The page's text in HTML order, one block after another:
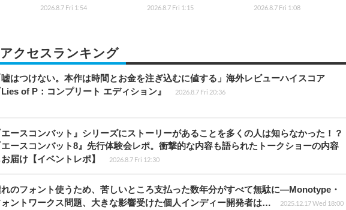
2026.8.7 Fri 1:54 2026.8.7 Fri 1:15 2026.8.7 Fri 1:08
クセスランキング
嘘はつけない。本作は時間とお金を注ぎ込むに値する」海外レビューハイスコア
Lies of P：コンプリート エディション』
2026.8.7 Fri 20:36
エースコンバット』シリーズにストーリーがあることを多くの人は知らなかった！？
エースコンバット8』先行体験会レポ。衝撃的な内容も語られたトークショーの内容
お届け【イベントレポ】
2026.8.7 Fri 12:30
のフォント使うため、苦しいところ支払った数年分がすべて無駄に―Monotype・
ォントワークス問題、大きな影響受けた個人インディー開発者は…
2025.12.17 Wed 18:00